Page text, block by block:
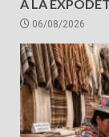
A LA
06/08/2026